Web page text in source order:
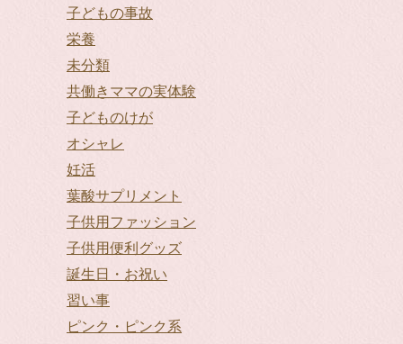
子どもの事故
栄養
未分類
共働きママの実体験
子どものけが
オシャレ
妊活
葉酸サプリメント
子供用ファッション
子供用便利グッズ
誕生日・お祝い
習い事
ピンク・ピンク系